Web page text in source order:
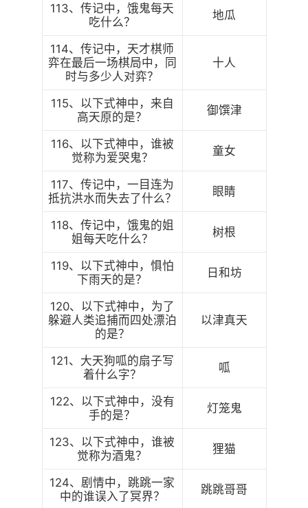
113、传记中，饿鬼每天
吃什么？
地瓜
114、传记中，天才棋师
弈在最后一场棋局中，同
时与多少人对弈？
十人
115、以下式神中，来自
高天原的是？
御馔津
116、以下式神中，谁被
觉称为爱哭鬼？
童女
117、传记中，一目连为
抵抗洪水而失去了什么？
眼睛
118、传记中，饿鬼的姐
姐每天吃什么？
树根
119、以下式神中，惧怕
下雨天的是？
日和坊
120、以下式神中，为了
躲避人类追捕而四处漂泊
的是？
以津真天
121、大天狗呱的扇子写
着什么字？
呱
122、以下式神中，没有
手的是？
灯笼鬼
123、以下式神中，谁被
觉称为酒鬼？
狸猫
124、剧情中，跳跳一家
中的谁误入了冥界？
跳跳哥哥